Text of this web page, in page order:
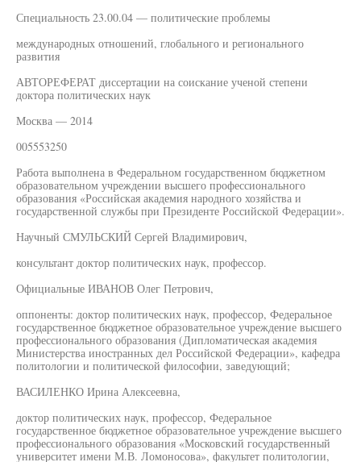
Специальность 23.00.04 — политические проблемы
международных отношений, глобального и регионального
развития
АВТОРЕФЕРАТ диссертации на соискание ученой степени
доктора политических наук
Москва — 2014
005553250
Работа выполнена в Федеральном государственном бюджетном
образовательном учреждении высшего профессионального
образования «Российская академия народного хозяйства и
государственной службы при Президенте Российской Федерации».
Научный СМУЛЬСКИЙ Сергей Владимирович,
консультант доктор политических наук, профессор.
Официальные ИВАНОВ Олег Петрович,
оппоненты: доктор политических наук, профессор, Федеральное
государственное бюджетное образовательное учреждение высшего
профессионального образования (Дипломатическая академия
Министерства иностранных дел Российской Федерации», кафедра
политологии и политической философии, заведующий;
ВАСИЛЕНКО Ирина Алексеевна,
доктор политических наук, профессор, Федеральное
государственное бюджетное образовательное учреждение высшего
профессионального образования «Московский государственный
университет имени М.В. Ломоносова», факультет политологии,